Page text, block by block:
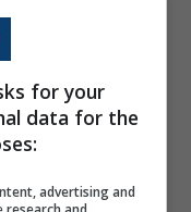
for your
data for the
advertising and